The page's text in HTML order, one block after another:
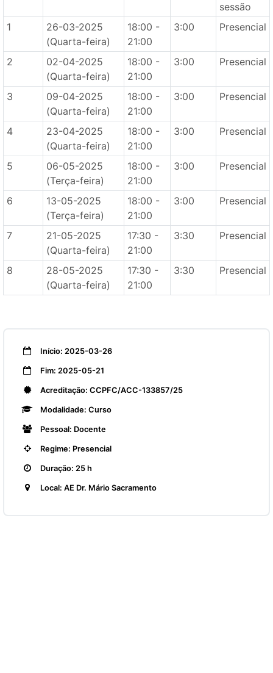
sessão
1
26-03-2025
(Quarta-feira)
18:00 -
21:00
3:00 Presencial
2
02-04-2025
(Quarta-feira)
18:00 -
21:00
3:00 Presencial
3
09-04-2025
(Quarta-feira)
18:00 -
21:00
3:00 Presencial
4
23-04-2025
(Quarta-feira)
18:00 -
21:00
3:00 Presencial
5
06-05-2025
(Terça-feira)
18:00 -
21:00
3:00 Presencial
6
13-05-2025
(Terça-feira)
18:00 -
21:00
3:00 Presencial
7
21-05-2025
(Quarta-feira)
17:30 -
21:00
3:30 Presencial
8
28-05-2025
(Quarta-feira)
17:30 -
21:00
3:30 Presencial
Início: 2025-03-26
Fim: 2025-05-21
Acreditação: CCPFC/ACC-133857/25
Modalidade: Curso
Pessoal: Docente
Regime: Presencial
Duração: 25 h
Local: AE Dr. Mário Sacramento